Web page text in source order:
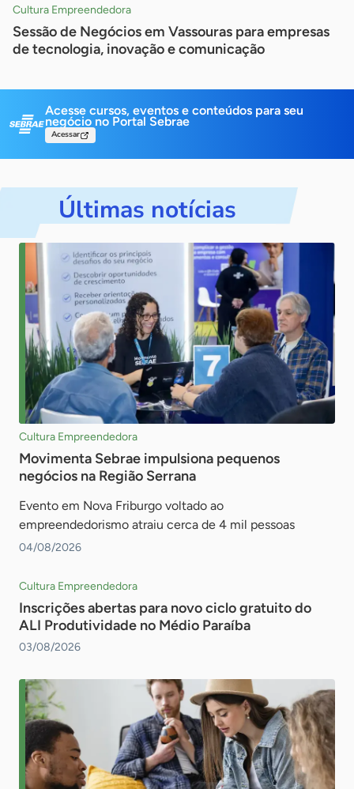
Cultura Empreendedora
Sessão de Negócios em Vassouras para empresas
de tecnologia, inovação e comunicação
Acesse cursos, eventos e conteúdos para seu
negócio no Portal Sebrae
Acessar
Últimas notícias
Cultura Empreendedora
Movimenta Sebrae impulsiona pequenos
negócios na Região Serrana
Evento em Nova Friburgo voltado ao
empreendedorismo atraiu cerca de 4 mil pessoas
04/08/2026
Cultura Empreendedora
Inscrições abertas para novo ciclo gratuito do
ALI Produtividade no Médio Paraíba
03/08/2026